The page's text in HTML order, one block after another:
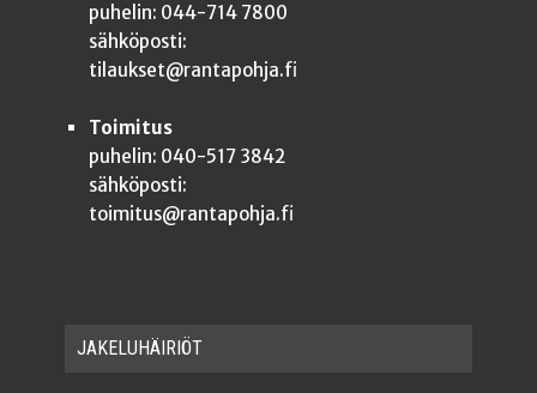
puhelin: 044-714 7800
sähköposti:
tilaukset@rantapohja.fi
Toimitus
puhelin: 040-517 3842
sähköposti:
toimitus@rantapohja.fi
JAKE­LU­HÄI­RIÖT